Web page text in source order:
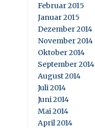
Februar 2015
Januar 2015
Dezember 2014
November 2014
Oktober 2014
September 2014
August 2014
Juli 2014
Juni 2014
Mai 2014
April 2014